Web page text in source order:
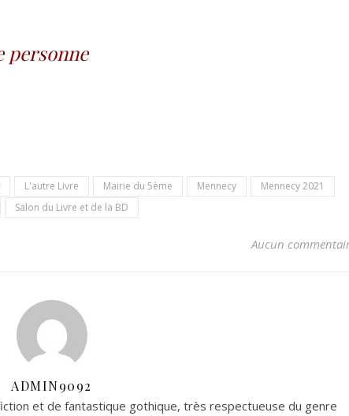
personne
L'autre Livre Mairie du 5ème Mennecy
Mennecy 2021
Salon du Livre et de la BD
Aucun
ADMIN9092
et de fantastique gothique, très respectueuse du genre